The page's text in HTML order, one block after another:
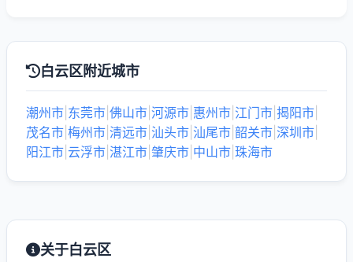
白云区附近城市
潮州市 东莞市 佛山市 河源市 惠州市 江门市 揭阳市
茂名市 梅州市 清远市 汕头市 汕尾市 韶关市 深圳市
阳江市 云浮市 湛江市 肇庆市 中山市 珠海市
关于白云区